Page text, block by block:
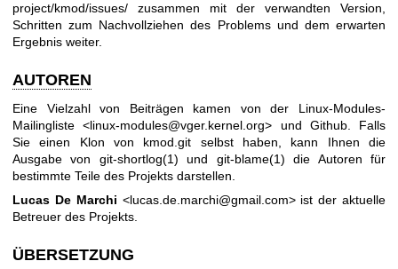
project/kmod/issues/ zusammen mit der verwandten Version,
Schritten zum Nachvollziehen des Problems und dem erwarten
Ergebnis weiter.
AUTOREN
Eine Vielzahl von Beiträgen kamen von der Linux-Modules-
Mailingliste <linux-modules@vger.kernel.org> und Github. Falls
Sie einen Klon von kmod.git selbst haben, kann Ihnen die
Ausgabe von git-shortlog(1) und git-blame(1) die Autoren für
bestimmte Teile des Projekts darstellen.
Lucas De Marchi <lucas.de.marchi@gmail.com> ist der aktuelle
Betreuer des Projekts.
ÜBERSETZUNG